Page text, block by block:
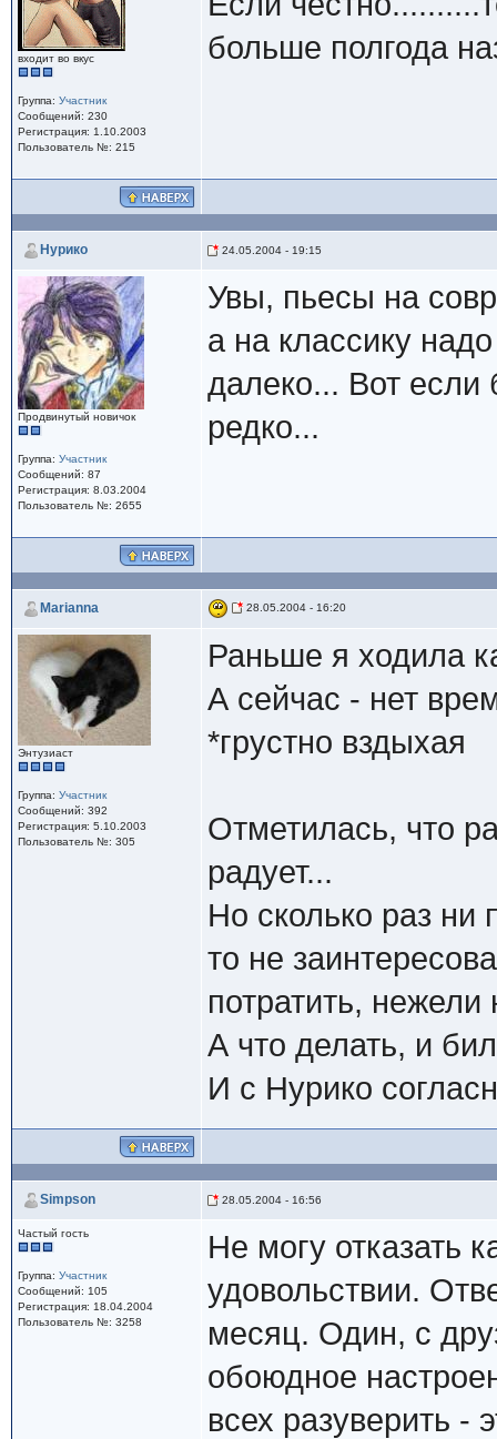
входит во вкус
Группа: Участник
Сообщений: 230
Регистрация: 1.10.2003
Пользователь №: 215
больше полгода
Нурико 24.05.2004 - 19:15
Продвинутый новичок
Группа: Участник
Сообщений: 87
Регистрация: 8.03.2004
Пользователь №: 2655
Увы, пьесы на
а на классику
далеко... Вот
редко...
Marianna 28.05.2004 - 16:20
Энтузиаст
Группа: Участник
Сообщений: 392
Регистрация: 5.10.2003
Пользователь №: 305
Раньше я ходила
А сейчас - нет
*грустно вздыхая
Отметилась, что
радует...
Но сколько раз ни
то не
потратить,
А что делать, и
И с Нурико
Simpson 28.05.2004 - 16:56
Частый гость
Группа: Участник
Сообщений: 105
Регистрация: 18.04.2004
Пользователь №: 3258
Не могу отказать
удовольствии.
месяц. Один, с
обоюдное
всех разуверить -